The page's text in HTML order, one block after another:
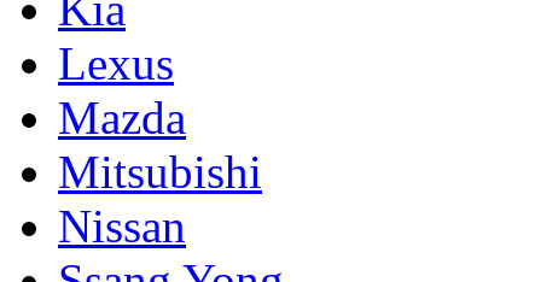
Lexus
Mazda
Mitsubishi
Nissan